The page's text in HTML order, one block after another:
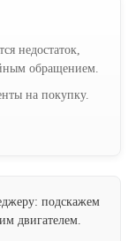
недостаток,
обращением.
на покупку.
подскажем
двигателем.